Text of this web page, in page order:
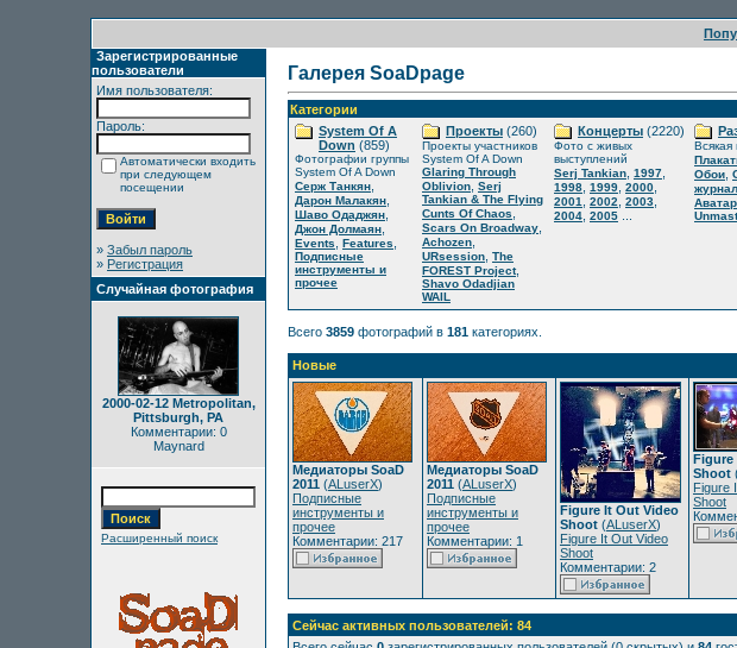
Зарегистрированные
пользователи
Имя пользователя:
Пароль:
Автоматически входить
при следующем
посещении
» Забыл пароль
» Регистрация
Случайная фотография
2000-02-12 Metropolitan,
Pittsburgh, PA
Комментарии: 0
Maynard
Расширенный поиск
Галерея SoaDpage
Категории
System Of A
Down (859)
Фотографии группы
System Of A Down
Серж Танкян
Дарон Малакян
Шаво Одаджян
Джон Долмаян
Events Features
Подписные
инструменты и
прочее
Проекты (260)
Проекты участников
System Of A Down
Glaring Through
Oblivion Serj
Tankian & The Flying
Cunts Of Chaos
Scars On Broadway
Achozen
URsession The
FOREST Project,
Shavo Odadjian
WAIL
Концерты (2220)
Фото с живых
выступлений
Serj Tankian 1997
1998 1999 2000
2001 2002 2003
2004 2005
Всякая
Обои
Всего 3859 фотографий в 181 категориях.
Новые
Медиаторы SoaD
2011 (ALuserX)
Подписные
инструменты и
прочее
Комментарии: 217
Медиаторы SoaD
2011 (ALuserX)
Подписные
инструменты и
прочее
Комментарии: 1
Figure It Out Video
Shoot (ALuserX)
Figure It Out Video
Shoot
Комментарии: 2
Figure
Shoot
Figure
Shoot
Сейчас активных пользователей: 84